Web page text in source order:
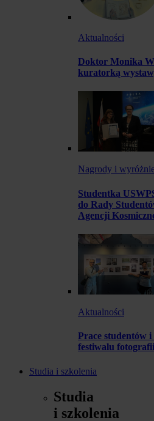
Aktualności
Doktor Monika
kuratorką
Nagrody i
Studentka
do Rady
Agencji
Aktualności
Prace studentów
festiwalu
Studia i szkolenia
Studia
i szkolenia